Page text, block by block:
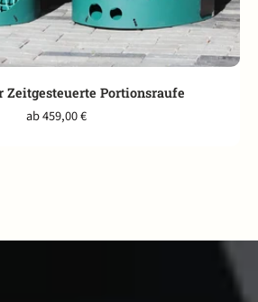
Zeitgesteuerte Portionsraufe
ab 459,00 €